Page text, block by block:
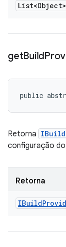
List<Object>
getBuild
public
Retorna
configuração
Retorna
IBuild